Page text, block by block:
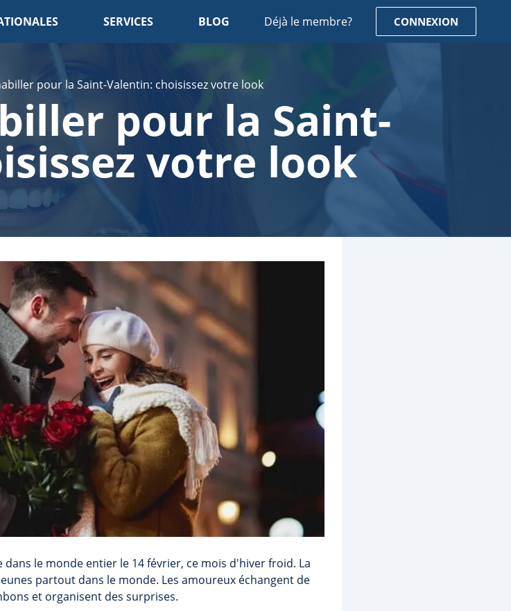
SERVICES BLOG Déjà le membre? CONNEXION
pour la Saint-Valentin: choisissez votre look
pour la Saint-
votre look
le monde entier le 14 février, ce mois d'hiver froid. La
partout dans le monde. Les amoureux échangent de
et organisent des surprises.